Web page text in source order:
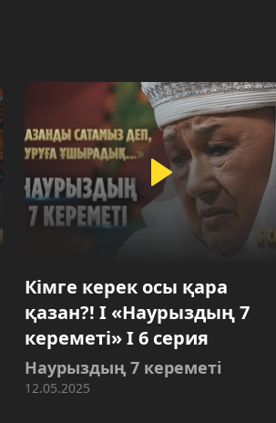
Кімге керек осы қара
қазан?! І «Наурыздың 7
кереметі» І 6 серия
Наурыздың 7 кереметі
12.05.2025